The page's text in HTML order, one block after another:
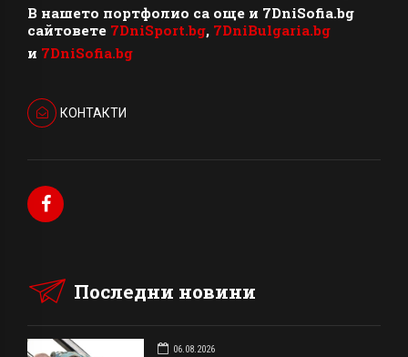
В нашето портфолио са още и 7DniSofia.bg
сайтовете 7DniSport.bg, 7DniBulgaria.bg
и 7DniSofia.bg
КОНТАКТИ
Последни новини
06.08.2026